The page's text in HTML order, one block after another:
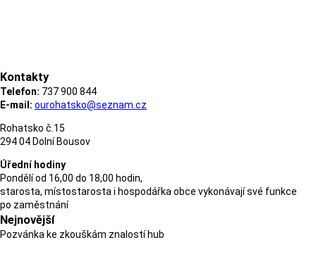
Kontakty
Telefon: 737 900 844
E-mail: ourohatsko@seznam.cz
Rohatsko č.15
294 04 Dolní Bousov
Úřední hodiny
Pondělí od 16,00 do 18,00 hodin,
starosta, místostarosta i hospodářka obce vykonávají své funkce
po zaměstnání
Nejnovější
Pozvánka ke zkouškám znalostí hub